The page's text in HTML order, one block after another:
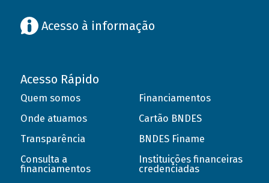
Acesso à informação
Acesso Rápido
Quem somos
Onde atuamos
Transparência
Consulta a
financiamentos
Financiamentos
Cartão BNDES
BNDES Finame
Instituições financeiras
credenciadas